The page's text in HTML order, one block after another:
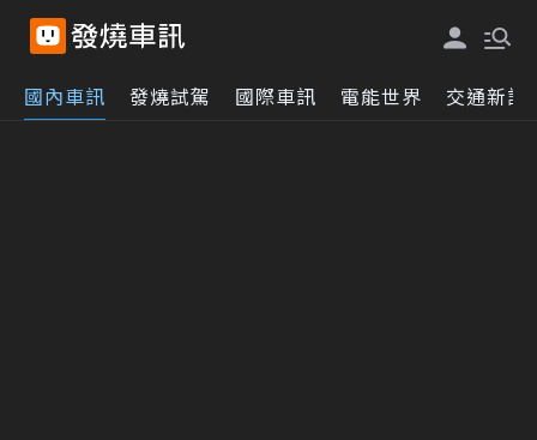
國內車訊 發燒試駕 國際車訊 電能世界 交通新訊